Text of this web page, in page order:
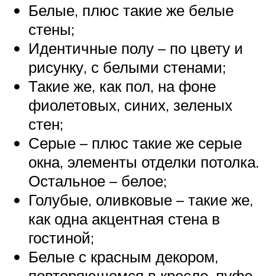
Белые, плюс такие же белые
стены;
Идентичные полу – по цвету и
рисунку, с белыми стенами;
Такие же, как пол, на фоне
фиолетовых, синих, зеленых
стен;
Серые – плюс такие же серые
окна, элементы отделки потолка.
Остальное – белое;
Голубые, оливковые – такие же,
как одна акцентная стена в
гостиной;
Белые с красным декором,